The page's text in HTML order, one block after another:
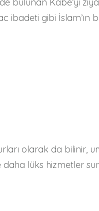
ibadeti gibi İslam’ın
olarak da bilinir,
lüks hizmetler